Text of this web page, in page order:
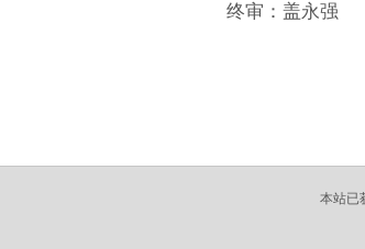
终审：盖永强
本站已